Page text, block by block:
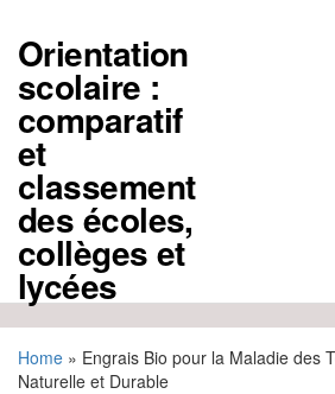
contenu
Orientation
scolaire :
comparatif
et
classement
des écoles,
collèges et
lycées
Home » Engrais Bio pour la Maladie des
Naturelle et Durable